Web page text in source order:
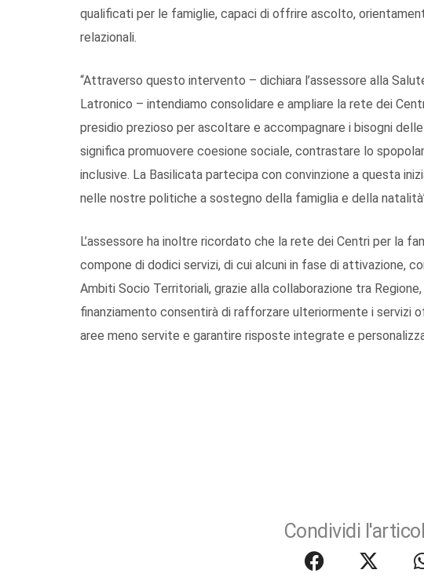
qualificati per le famiglie, capaci di offrire ascolto,
relazionali.
“Attraverso questo intervento – dichiara l’assessore alla
Latronico – intendiamo consolidare e ampliare la rete dei
presidio prezioso per ascoltare e accompagnare i bisogni
significa promuovere coesione sociale, contrastare lo
inclusive. La Basilicata partecipa con convinzione a questa
nelle nostre politiche a sostegno della famiglia e della
L’assessore ha inoltre ricordato che la rete dei Centri per la
compone di dodici servizi, di cui alcuni in fase di attivazione,
Ambiti Socio Territoriali, grazie alla collaborazione tra
finanziamento consentirà di rafforzare ulteriormente i servizi
aree meno servite e garantire risposte integrate e
Condividi